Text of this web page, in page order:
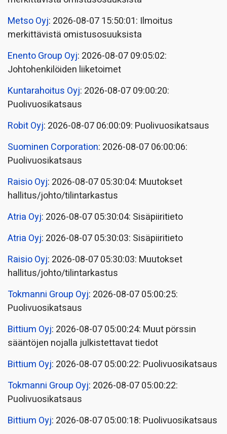
Metso Oyj: 2026-08-07 15:50:01: Ilmoitus
merkittävistä omistusosuuksista
Enento Group Oyj: 2026-08-07 09:05:02:
Johtohenkilöiden liiketoimet
Kuntarahoitus Oyj: 2026-08-07 09:00:20:
Puolivuosikatsaus
Robit Oyj: 2026-08-07 06:00:09: Puolivuosikatsaus
Suominen Corporation: 2026-08-07 06:00:06:
Puolivuosikatsaus
Raisio Oyj: 2026-08-07 05:30:04: Muutokset
hallitus/johto/tilintarkastus
Atria Oyj: 2026-08-07 05:30:04: Sisäpiiritieto
Atria Oyj: 2026-08-07 05:30:03: Sisäpiiritieto
Raisio Oyj: 2026-08-07 05:30:03: Muutokset
hallitus/johto/tilintarkastus
Tokmanni Group Oyj: 2026-08-07 05:00:25:
Puolivuosikatsaus
Bittium Oyj: 2026-08-07 05:00:24: Muut pörssin
sääntöjen nojalla julkistettavat tiedot
Bittium Oyj: 2026-08-07 05:00:22: Puolivuosikatsaus
Tokmanni Group Oyj: 2026-08-07 05:00:22:
Puolivuosikatsaus
Bittium Oyj: 2026-08-07 05:00:18: Puolivuosikatsaus